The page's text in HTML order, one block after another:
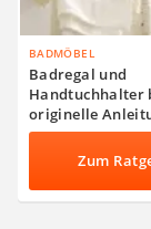
BADMÖBEL
Badregal und
Handtuchhalter
originelle
DIY-Heimwerker
Zum